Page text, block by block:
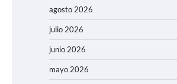
agosto 2026
julio 2026
junio 2026
mayo 2026